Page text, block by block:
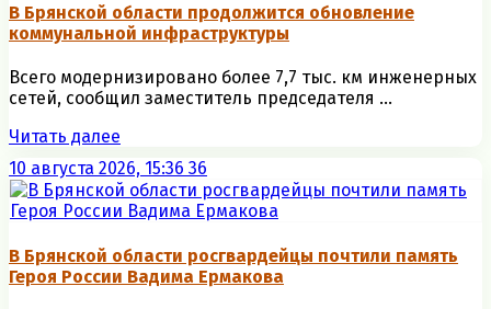
В Брянской области продолжится обновление
коммунальной инфраструктуры
Всего модернизировано более 7,7 тыс. км инженерных
сетей, сообщил заместитель председателя ...
Читать далее
10 августа 2026, 15:36 36
В Брянской области росгвардейцы почтили память
Героя России Вадима Ермакова